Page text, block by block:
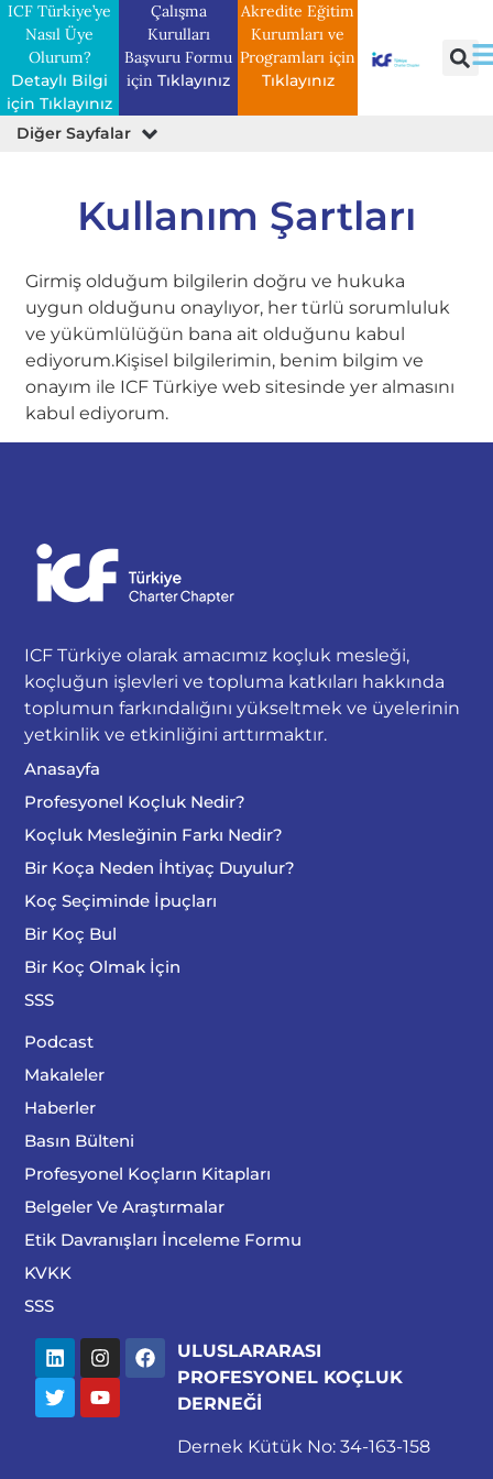
ICF Türkiye’ye
Nasıl Üye
Olurum?
Detaylı Bilgi
için Tıklayınız
Çalışma
Kurulları
Başvuru Formu
içinTıklayınız
Akredite Eğitim
Kurumları ve
Programları için
Tıklayınız
Diğer Sayfalar
Kullanım Şartları
Girmiş olduğum bilgilerin doğru ve hukuka
uygun olduğunu onaylıyor, her türlü sorumluluk
ve yükümlülüğün bana ait olduğunu kabul
ediyorum.Kişisel bilgilerimin, benim bilgim ve
onayım ile ICF Türkiye web sitesinde yer almasını
kabul ediyorum.
ICF Türkiye olarak amacımız koçluk mesleği,
koçluğun işlevleri ve topluma katkıları hakkında
toplumun farkındalığını yükseltmek ve üyelerinin
yetkinlik ve etkinliğini arttırmaktır.
Anasayfa
Profesyonel Koçluk Nedir?
Koçluk Mesleğinin Farkı Nedir?
Bir Koça Neden İhtiyaç Duyulur?
Koç Seçiminde İpuçları
Bir Koç Bul
Bir Koç Olmak İçin
SSS
Podcast
Makaleler
Haberler
Basın Bülteni
Profesyonel Koçların Kitapları
Belgeler Ve Araştırmalar
Etik Davranışları İnceleme Formu
KVKK
SSS
ULUSLARARASI
PROFESYONEL KOÇLUK
DERNEĞİ
Dernek Kütük No: 34-163-158